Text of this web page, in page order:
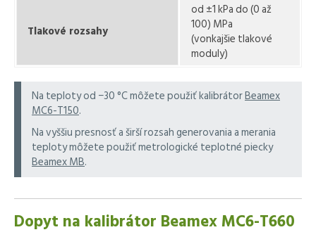
Tlakové rozsahy
od ±1 kPa do (0 až
100) MPa
(vonkajšie tlakové
moduly)
Na teploty od −30 °C môžete použiť kalibrátorBeamex
MC6-T150.
Na vyššiu presnosť a širší rozsah generovania a merania
teploty môžete použiť metrologické teplotné piecky
Beamex MB.
Dopyt na kalibrátor Beamex MC6-T660